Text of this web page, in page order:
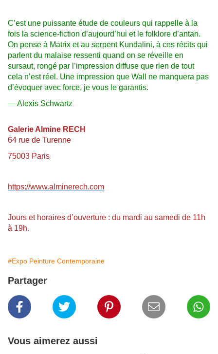
C’est une puissante étude de couleurs qui rappelle à la
fois la science-fiction d’aujourd’hui et le folklore d’antan.
On pense à Matrix et au serpent Kundalini, à ces récits qui
parlent du malaise ressenti quand on se réveille en
sursaut, rongé par l’impression diffuse que rien de tout
cela n’est réel. Une impression que Wall ne manquera pas
d’évoquer avec force, je vous le garantis.
— Alexis Schwartz
Galerie Almine RECH
64 rue de Turenne
75003 Paris
https://www.alminerech.com
Jours et horaires d’ouverture : du mardi au samedi de 11h
à 19h.
#Expo Peinture Contemporaine
Partager
Vous aimerez aussi